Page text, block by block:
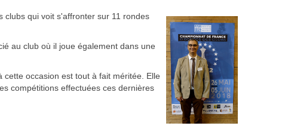
clubs qui voit s'affronter sur 11 rondes
au club où il joue également dans une
occasion est tout à fait méritée. Elle
compétitions effectuées ces dernières